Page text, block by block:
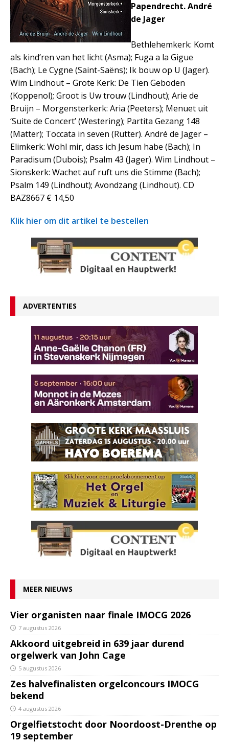
Papendrecht. André
de Jager
Bethlehemkerk: Komt
als kind’ren van het licht (Asma); Fuga a la Gigue
(Bach); Le Cygne (Saint-Saëns); Ik bouw op U (Jager).
Wim Lindhout – Grote Kerk: De Tien Geboden
(Koppenol); Groot is Uw trouw (Lindhout); Arie de
Bruijn – Morgensterkerk: Aria (Peeters); Menuet uit
‘Suite de Concert’ (Westering); Partita Gezang 148
(Matter); Toccata in seven (Rutter). André de Jager –
Elimkerk: Wohl mir, dass ich Jesum habe (Bach); In
Paradisum (Dubois); Psalm 43 (Jager). Wim Lindhout –
Sionskerk: Wachet auf ruft uns die Stimme (Bach);
Psalm 149 (Lindhout); Avondzang (Lindhout). CD
BAZ8667 € 14,50
Klik hier om dit artikel te bestellen
ADVERTENTIES
MEER NIEUWS
Vier organisten naar finale IMOCG 2026
7 augustus 2026
Akkoord uitgebreid in 639 jaar durend
orgelwerk van John Cage
5 augustus 2026
Zes halvefinalisten orgelconcours IMOCG
bekend
4 augustus 2026
Orgelfietstocht door Noordoost-Drenthe op
19 september